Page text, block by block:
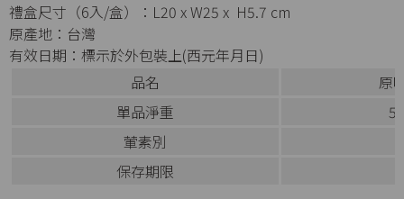
禮盒尺寸（6入/盒）：L20 x W25 x H5.7 cm
原產地：台灣
有效日期：標示於外包裝上(西元年月日)
品名
原
單品淨重
葷素別
保存期限